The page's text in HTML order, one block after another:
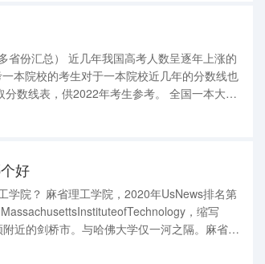
数呈逐年上涨的
本院校的考生对于一本院校近几年的分数线也
供2022年考生参考。 全国一本大学
好
学院？ 麻省理工学院，2020年UsNews排名第
，缩写
近的剑桥市。与哈佛大学仅一河之隔。麻省理
物、经济学、语言学、商科也发展的非